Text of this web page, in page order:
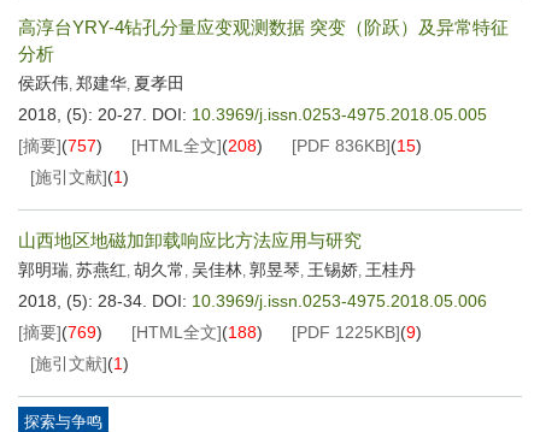
高淳台YRY-4钻孔分量应变观测数据 突变（阶跃）及异常特征
分析
侯跃伟, 郑建华, 夏孝田
2018, (5): 20-27.
DOI: 10.3969/j.issn.0253-4975.2018.05.005
[摘要](757) [HTML全文](208) [PDF 836KB](15)
[施引文献](1)
山西地区地磁加卸载响应比方法应用与研究
郭明瑞, 苏燕红, 胡久常 , 吴佳林, 郭昱琴, 王锡娇, 王桂丹
2018, (5): 28-34. DOI: 10.3969/j.issn.0253-4975.2018.05.006
[摘要](769) [HTML全文](188) [PDF 1225KB](9)
[施引文献](1)
探索与争鸣